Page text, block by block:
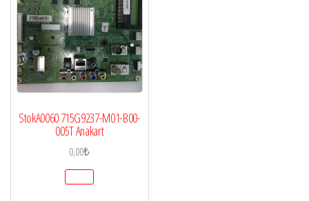
StokA0060 715G9237-M01-B00-
005T Anakart
0,00₺